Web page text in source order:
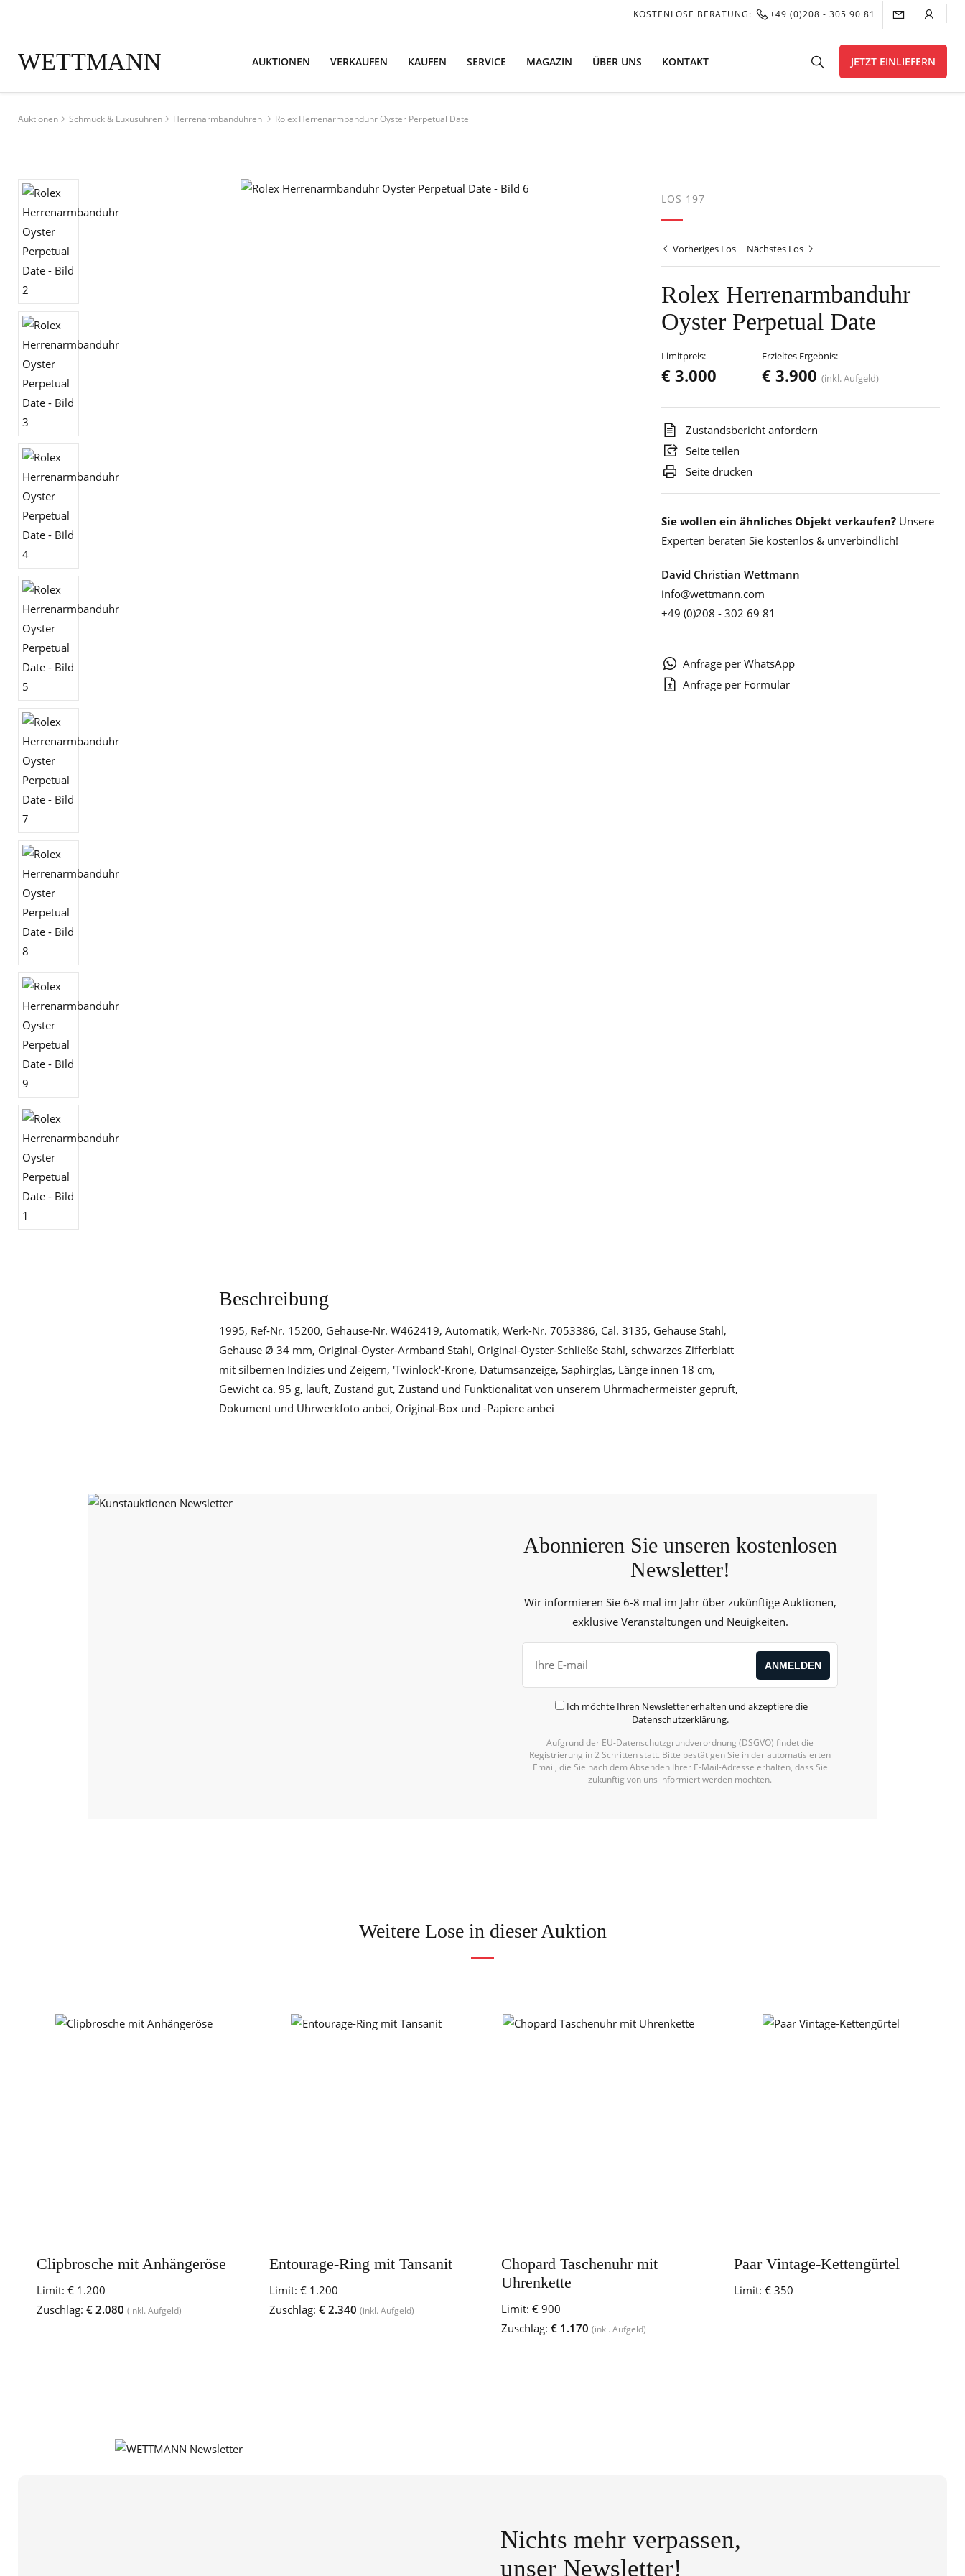
KOSTENLOSE BERATUNG: +49 (0)208 - 305 90 81
WETTMANN AUKTIONEN VERKAUFEN KAUFEN SERVICE MAGAZIN ÜBER UNS KONTAKT JETZT EINLIEFERN
Auktionen Schmuck & Luxusuhren Herrenarmbanduhren Rolex Herrenarmbanduhr Oyster Perpetual Date
LOS 197
Vorheriges Los Nächstes Los
Rolex Herrenarmbanduhr
Oyster Perpetual Date
Limitpreis:
€ 3.000
Erzieltes Ergebnis:
€ 3.900 (inkl. Aufgeld)
Zustandsbericht anfordern
Seite teilen
Seite drucken
Sie wollen ein ähnliches Objekt verkaufen?Unsere
Experten beraten Sie kostenlos & unverbindlich!
David Christian Wettmann
info@wettmann.com
+49 (0)208 - 302 69 81
Anfrage per WhatsApp
Anfrage per Formular
Beschreibung
1995, Ref-Nr. 15200, Gehäuse-Nr. W462419, Automatik, Werk-Nr. 7053386, Cal. 3135, Gehäuse Stahl,
Gehäuse Ø 34 mm, Original-Oyster-Armband Stahl, Original-Oyster-Schließe Stahl, schwarzes Zifferblatt
mit silbernen Indizies und Zeigern, 'Twinlock'-Krone, Datumsanzeige, Saphirglas, Länge innen 18 cm,
Gewicht ca. 95 g, läuft, Zustand gut, Zustand und Funktionalität von unserem Uhrmachermeister geprüft,
Dokument und Uhrwerkfoto anbei, Original-Box und -Papiere anbei
Abonnieren Sie unseren kostenlosen
Newsletter!
Wir informieren Sie 6-8 mal im Jahr über zukünftige Auktionen,
exklusive Veranstaltungen und Neuigkeiten.
Ich möchte Ihren Newsletter erhalten und akzeptiere die
Datenschutzerklärung.
Aufgrund der EU-Datenschutzgrundverordnung (DSGVO) findet die
Registrierung in 2 Schritten statt. Bitte bestätigen Sie in der automatisierten
Email, die Sie nach dem Absenden Ihrer E-Mail-Adresse erhalten, dass Sie
zukünftig von uns informiert werden möchten.
Weitere Lose in dieser Auktion
Clipbrosche mit Anhängeröse
Limit: € 1.200
Zuschlag: € 2.080 (inkl. Aufgeld)
Entourage-Ring mit Tansanit
Limit: € 1.200
Zuschlag: € 2.340 (inkl. Aufgeld)
Chopard Taschenuhr mit
Uhrenkette
Limit: € 900
Zuschlag: € 1.170 (inkl. Aufgeld)
Paar Vintage-Kettengürtel
Limit: € 350
Nichts mehr verpassen,
unser Newsletter!